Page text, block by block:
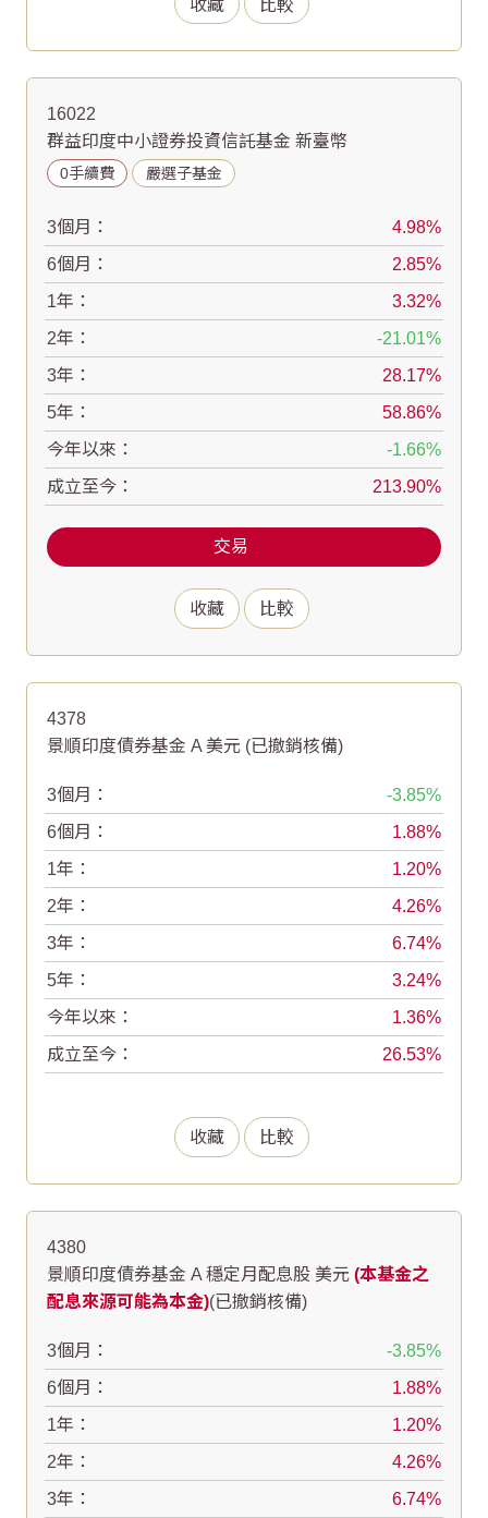
收藏 比較
收藏 比較
16022
群益印度中小證券投資信託基金 新臺幣
0手續費 嚴選子基金
3個月：
4.98
6個月：
2.85
1年：
3.32
2年：
-21.01
3年：
28.17
5年：
58.86
今年以來：
-1.66
成立至今：
213.90
交易
收藏 比較
4378
景順印度債券基金 A 美元 (已撤銷核備)
3個月：
-3.85
6個月：
1.88
1年：
1.20
2年：
4.26
3年：
6.74
5年：
3.24
今年以來：
1.36
成立至今：
26.53
4380
景順印度債券基金 A 穩定月配息股 美元 (本基金之
配息來源可能為本金)(已撤銷核備)
3個月：
-3.85
6個月：
1.88
1年：
1.20
2年：
4.26
3年：
6.74